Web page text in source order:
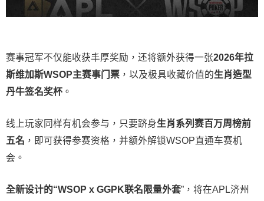
赛事冠军不仅能收获丰厚奖励，还将额外获得一张2026年拉
斯维加斯WSOP主赛事门票 ，以及极具收藏价值的生肖造型
丹牛签名奖杯 。
线上玩家同样有机会参与，只要跻身生肖系列赛百万周榜前
五名 ，即可获得参赛资格，并额外解锁WSOP直通车赛机
会。
全新设计的“WSOP x GGPK联名限量外套”，将在APL济州